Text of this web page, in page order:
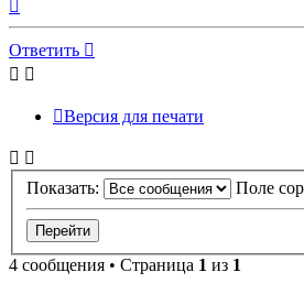
началу
Ответить
Версия для печати
Показать: Поле
4 сообщения • Страница 1 из 1